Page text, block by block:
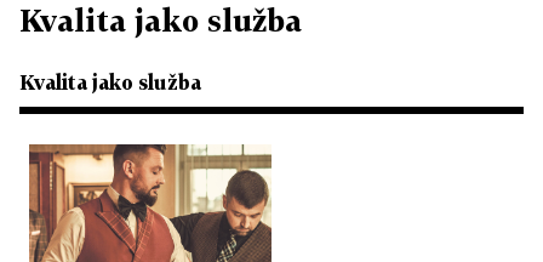
Kvalita jako služba
Kvalita jako služba